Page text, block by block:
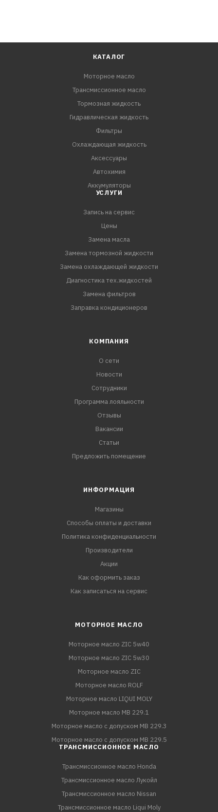
- Минимизирует расход масла благодаря низкой
Renault Trucks RXD/RLD/RD-2/RLD-2
Cummins 20072 / 20077
КАТАЛОГ
Моторное масло
Трансмиссионное масло
Тормозная жидкость
Гидравлическая жидкость
Фильтры
Охлаждающая жидкость
Аксессуары
Автохимия
Аккумуляторы
УСЛУГИ
Запись на сервис
Цены
Замена масла
Замена тормозной жидкости
Замена охлаждающей жидкости
Диагностика тех.жидкостей
Замена фильтров
Заправка кондиционеров
КОМПАНИЯ
О сети
Новости
Сотрудники
Программа лояльности
Отзывы
Вакансии
Статьи
Предложить помещение
ИНФОРМАЦИЯ
Магазины
Способы оплаты и доставки
Политика конфиденциальности
Производители
Акции
Как оформить заказ
Как записаться на сервис
МОТОРНОЕ МАСЛО
Моторное масло ZIC 5w40
Моторное масло ZIC 5w30
Моторное масло ZIC
Моторное масло ROLF
Моторное масло LIQUI MOLY
Моторное масло MB 229.1
Моторное масло с допуском MB 229.3
Моторное масло с допуском MB 229.5
ТРАНСМИССИОННОЕ МАСЛО
Трансмиссионное масло Honda
Трансмиссионное масло Лукойл
Трансмиссионное масло Nissan
Трансмиссионное масло Liqui Moly